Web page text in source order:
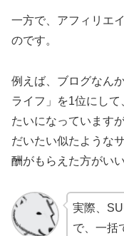
一方で、アフィリエ
のです。
例えば、ブログなん
ライフ」を1位にし
たいになっています
だいたい似たような
酬がもらえた方がい
実際、
で、一括